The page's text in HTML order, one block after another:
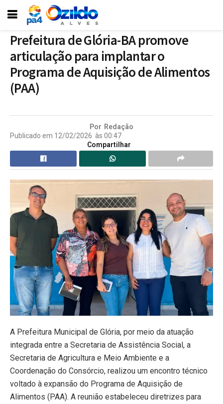
Prefeitura de Glória-BA promove
articulação para implantar o
Programa de Aquisição de Alimentos
(PAA)
Por Redação
Publicado em 12/02/2026 às 00:47
Compartilhar
​A Prefeitura Municipal de Glória, por meio da atuação
integrada entre a Secretaria de Assistência Social, a
Secretaria de Agricultura e Meio Ambiente e a
Coordenação do Consórcio, realizou um encontro técnico
voltado à expansão do Programa de Aquisição de
Alimentos (PAA). A reunião estabeleceu diretrizes para